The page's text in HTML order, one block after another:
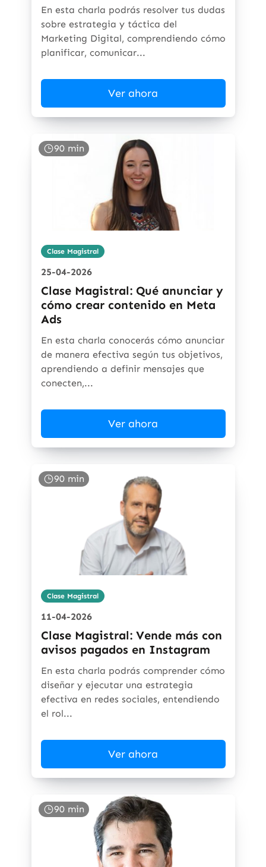
En esta charla podrás resolver tus dudas
sobre estrategia y táctica del
Marketing Digital, comprendiendo cómo
planificar, comunicar...
Ver ahora
90 min
Clase Magistral
25-04-2026
Clase Magistral: Qué anunciar y
cómo crear contenido en Meta
Ads
En esta charla conocerás cómo anunciar
de manera efectiva según tus objetivos,
aprendiendo a definir mensajes que
conecten,...
Ver ahora
90 min
Clase Magistral
11-04-2026
Clase Magistral: Vende más con
avisos pagados en Instagram
En esta charla podrás comprender cómo
diseñar y ejecutar una estrategia
efectiva en redes sociales, entendiendo
el rol...
Ver ahora
90 min